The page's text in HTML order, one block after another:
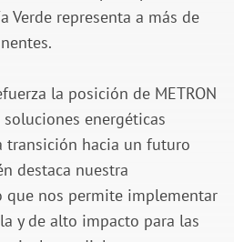
Verde representa a más de
la posición de METRON
energéticas
transición hacia un futuro
destaca nuestra
que nos permite implementar
y de alto impacto para las